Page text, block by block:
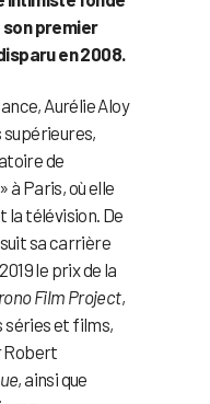
premier
en 2008.
Aurélie Aloy
supérieures,
de
à Paris, où elle
la télévision. De
sa carrière
le prix de la
Film Project,
séries et films,
Robert
, ainsi que